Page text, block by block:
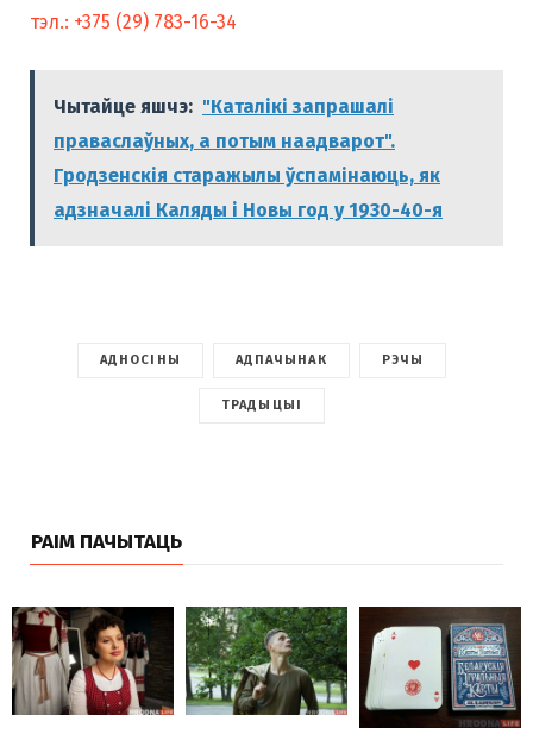
тэл.: +375 (29) 783-16-34
Чытайце яшчэ: "Каталікі запрашалі
праваслаўных, а потым наадварот".
Гродзенскія старажылы ўспамінаюць, як
адзначалі Каляды і Новы год у 1930-40-я
АДНОСІНЫ АДПАЧЫНАК РЭЧЫ
ТРАДЫЦЫІ
РАІМ ПАЧЫТАЦЬ